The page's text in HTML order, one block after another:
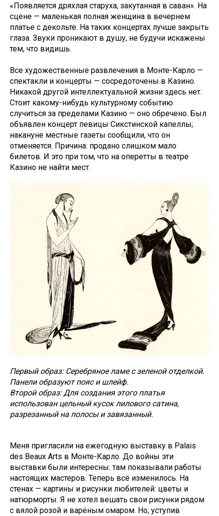
«Появляется дряхлая старуха, закутанная в саван». На
сцене — маленькая полная женщина в вечернем
платье с декольте. На таких концертах лучше закрыть
глаза. Звуки проникают в душу, не будучи искажены
тем, что видишь.
Все художественные развлечения в Монте-Карло —
спектакли и концерты — сосредоточены в Казино.
Никакой другой интеллектуальной жизни здесь нет.
Стоит какому-нибудь культурному событию
случиться за пределами Казино — оно обречено. Был
объявлен концерт певицы Сикстинской капеллы;
накануне местные газеты сообщили, что он
отменяется. Причина: продано слишком мало
билетов. И это при том, что на оперетты в театре
Казино не найти мест.
Первый образ: Серебряное ламе с зеленой отделкой.
Панели образуют пояс и шлейф.
Второй образ: Для создания этого платья
использован цельный кусок лилового сатина,
разрезанный на полосы и завязанный.
Меня пригласили на ежегодную выставку в Palais
des Beaux Arts в Монте-Карло. До войны эти
выставки были интересны: там показывали работы
настоящих мастеров. Теперь всё изменилось. На
стенах — картины и рисунки любителей: цветы и
натюрморты. Я не хотел вешать свои рисунки рядом
с вялой розой и варёным омаром. Но, уступив